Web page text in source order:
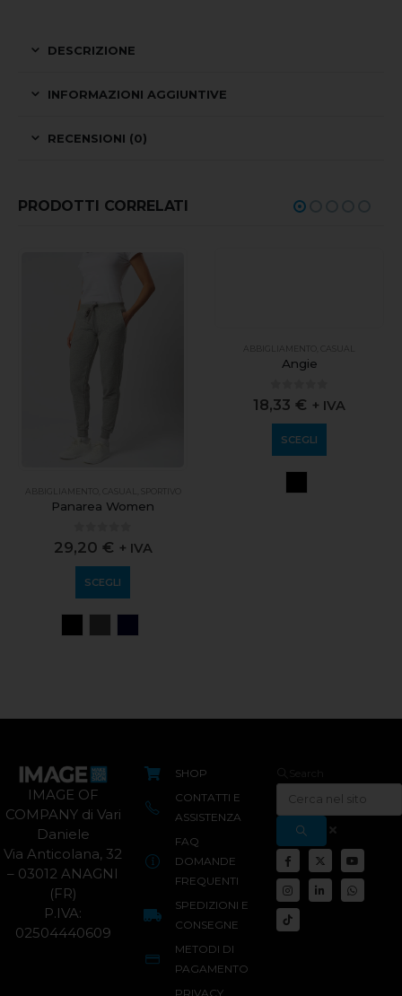
DESCRIZIONE
INFORMAZIONI AGGIUNTIVE
RECENSIONI (0)
PRODOTTI CORRELATI
ABBIGLIAMENTO CASUAL SPORTIVO
Panarea Women
0out of 5
29,20 € + IVA
SCEGLI
ABBIGLIAMENTO
IMAGE OF
COMPANY di Vari
Daniele
Via Anticolana, 32
– 03012 ANAGNI
(FR)
P.IVA:
02504440609
SHOP
CONTATTI E
ASSISTENZA
FAQ
DOMANDE
FREQUENTI
SPEDIZIONI E
CONSEGNE
METODI DI
PAGAMENTO
PRIVACY